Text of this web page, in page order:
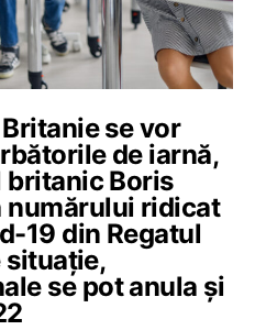
se vor
de iarnă,
britanic Boris
numărului ridicat
19 din Regatul
situație,
se pot anula și